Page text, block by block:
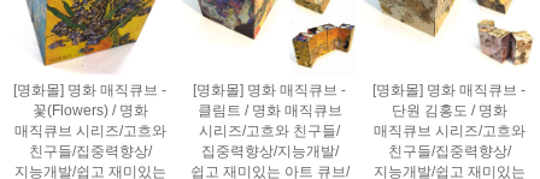
[명화몰] 명화 매직큐브 -
꽃(Flowers) / 명화
매직큐브 시리즈/고흐와
친구들/집중력향상/
지능개발/쉽고 재미있는
[명화몰] 명화 매직큐브 -
클림트 / 명화 매직큐브
시리즈/고흐와 친구들/
집중력향상/지능개발/
쉽고 재미있는 아트 큐브/
[명화몰] 명화 매직큐브 -
단원 김홍도 / 명화
매직큐브 시리즈/고흐와
친구들/집중력향상/
지능개발/쉽고 재미있는